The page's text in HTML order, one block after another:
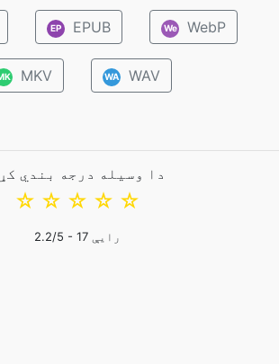
EP EPUB We WebP
MKV WA WAV
دا وسیله درجه بندي
☆
☆
☆
☆
☆
2.2/5 - 17 رایې